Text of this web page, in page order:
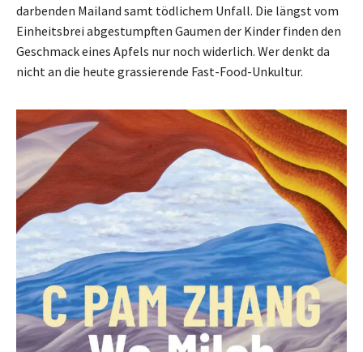
darbenden Mailand samt tödlichem Unfall. Die längst vom
Einheitsbrei abgestumpften Gaumen der Kinder finden den
Geschmack eines Apfels nur noch widerlich. Wer denkt da
nicht an die heute grassierende Fast-Food-Unkultur.